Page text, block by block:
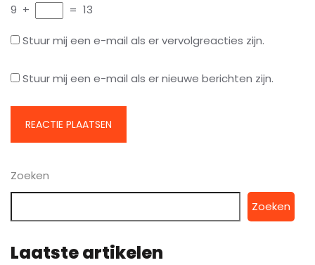
9 + = 13
Stuur mij een e-mail als er vervolgreacties zijn.
Stuur mij een e-mail als er nieuwe berichten zijn.
Zoeken
Zoeken
Laatste artikelen